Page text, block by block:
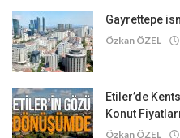
Gayrettepe
Özkan ÖZEL
Etiler’de
Konut
Özkan ÖZEL